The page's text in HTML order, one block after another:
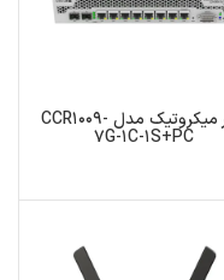
روتر میکروتیک مدل CCR1009-
7G-1C-1S+PC